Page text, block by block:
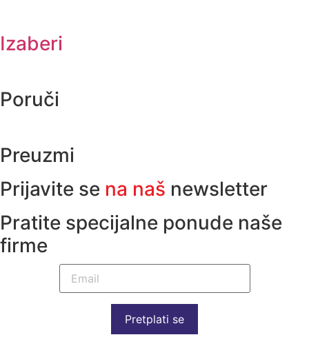
Izaberi
Poruči
Preuzmi
Prijavite se na naš newsletter
Pratite specijalne ponude naše
firme
Pretplati se